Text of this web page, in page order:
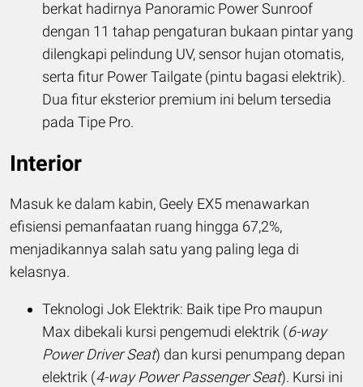
berkat hadirnya Panoramic Power Sunroof
dengan 11 tahap pengaturan bukaan pintar yang
dilengkapi pelindung UV, sensor hujan otomatis,
serta fitur Power Tailgate (pintu bagasi elektrik).
Dua fitur eksterior premium ini belum tersedia
pada Tipe Pro.
Interior
Masuk ke dalam kabin, Geely EX5 menawarkan
efisiensi pemanfaatan ruang hingga 67,2%,
menjadikannya salah satu yang paling lega di
kelasnya.
Teknologi Jok Elektrik: Baik tipe Pro maupun
Max dibekali kursi pengemudi elektrik (6-way
Power Driver Seat) dan kursi penumpang depan
elektrik (4-way Power Passenger Seat). Kursi ini